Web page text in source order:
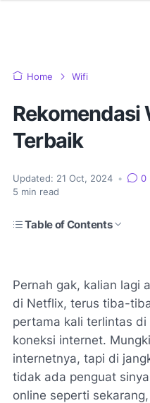
Home Wifi
Rekomendasi
Terbaik
Updated: 21 Oct, 2024 •
0
5 min read
Table of Contents
Pernah gak, kalian lagi
di Netflix, terus tiba-
pertama kali terlintas
koneksi internet.
internetnya, tapi di
tidak ada penguat
online seperti